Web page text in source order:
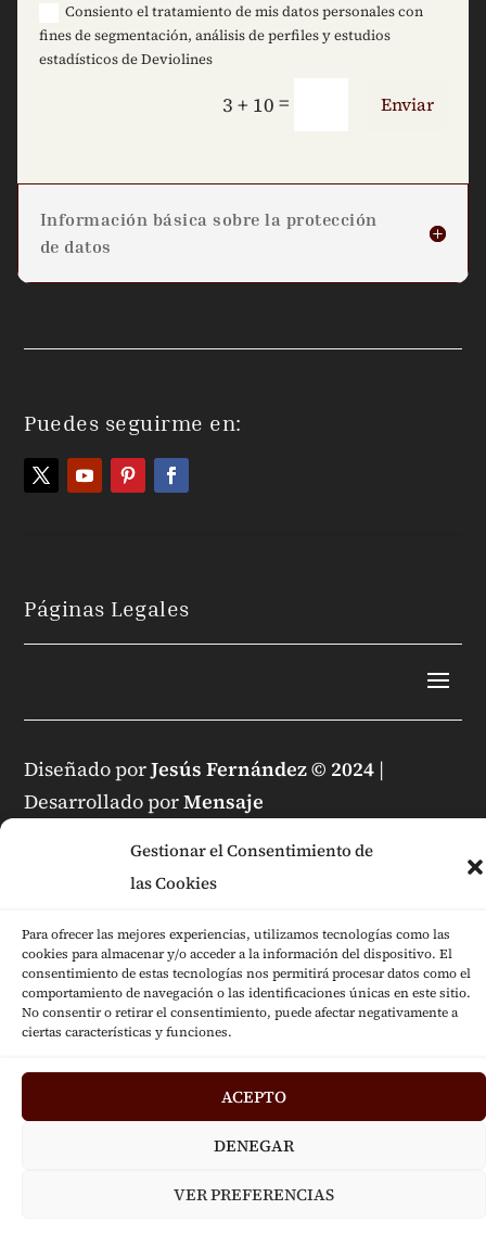
Gestionar el Consentimiento de
las Cookies
Para ofrecer las mejores experiencias, utilizamos tecnologías como las
cookies para almacenar y/o acceder a la información del dispositivo. El
consentimiento de estas tecnologías nos permitirá procesar datos como el
comportamiento de navegación o las identificaciones únicas en este sitio.
No consentir o retirar el consentimiento, puede afectar negativamente a
ciertas características y funciones.
ACEPTO
DENEGAR
VER PREFERENCIAS
Consiento el tratamiento de mis datos personales con
fines de segmentación, análisis de perfiles y estudios
estadísticos de Deviolines
3 + 10 = Enviar
Información básica sobre la protección
de datos
Puedes seguirme en:
Páginas Legales
Diseñado porJesús Fernández © 2024 |
Desarrollado porMensaje